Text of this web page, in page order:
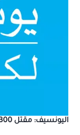
اليونسيف: مقتل 300 طفل في غزة خلال 300 يوم من وقف إطلاق النار